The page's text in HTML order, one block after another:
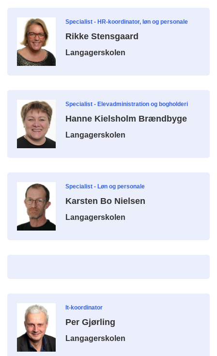
Specialist - HR-koordinator, løn og personale
Rikke Stensgaard
Langagerskolen
Specialist - Elevadministration og bogholderi
Hanne Kielsholm Brændbyge
Langagerskolen
Specialist - Løn og personale
Karsten Bo Nielsen
Langagerskolen
It-koordinator
Per Gjørling
Langagerskolen